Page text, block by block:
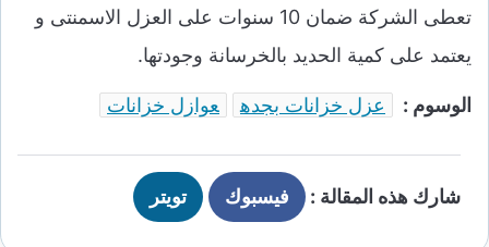
تعطى الشركة ضمان 10 سنوات على العزل الاسمنتى و
يعتمد على كمية الحديد بالخرسانة وجودتها.
الوسوم : عزل خزانات بجده عوازل خزانات
شارك هذه المقالة : فيسبوك تويتر